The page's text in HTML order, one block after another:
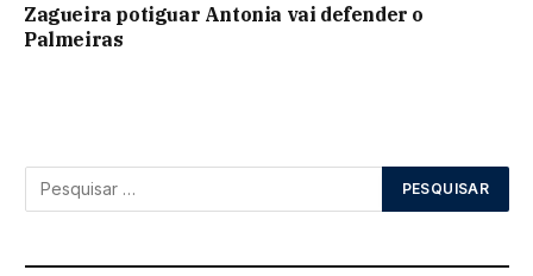
Zagueira potiguar Antonia vai defender o
Palmeiras